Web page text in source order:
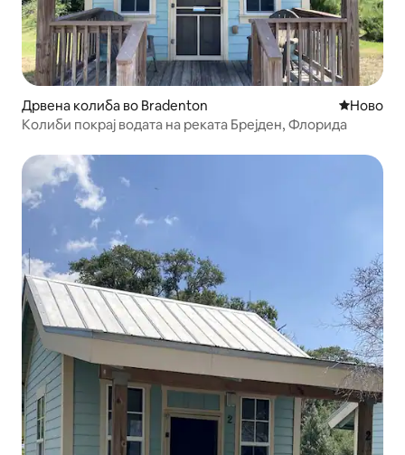
Дрвена колиба во Bradenton Ново
Ново
Колиби покрај водата на реката Брејден, Флорида